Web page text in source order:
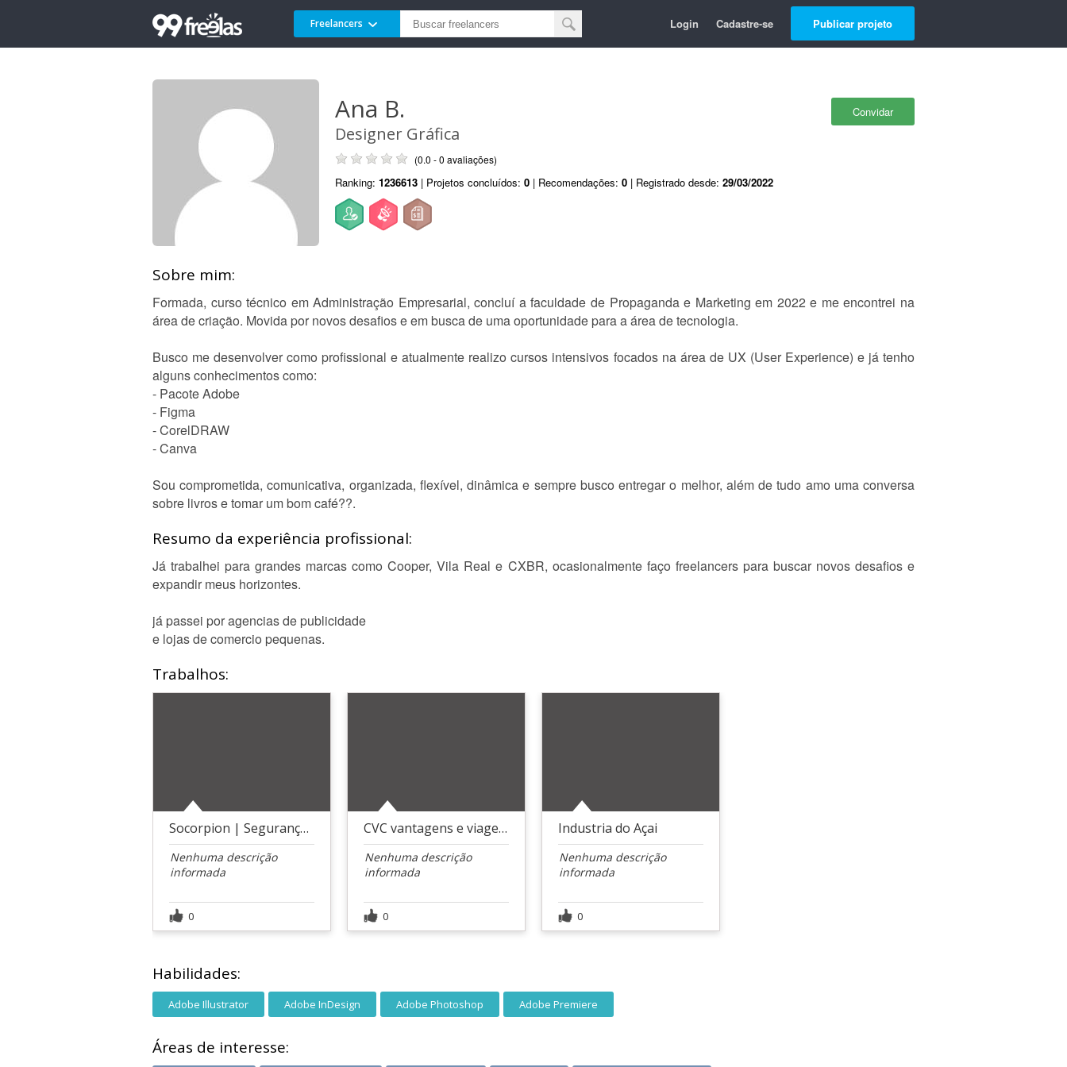
Freelancers Login Cadastre-se Publicar projeto
Convidar
Ana B.
Designer Gráfica
(0.0 - 0 avaliações)
Ranking: 1236613 | Projetos concluídos: 0 | Recomendações: 0 | Registrado desde: 29/03/2022
Sobre mim:
Formada, curso técnico em Administração Empresarial, concluí a faculdade de Propaganda e Marketing em 2022 e me encontrei na
área de criação. Movida por novos desafios e em busca de uma oportunidade para a área de tecnologia.
Busco me desenvolver como profissional e atualmente realizo cursos intensivos focados na área de UX (User Experience) e já tenho
alguns conhecimentos como:
- Pacote Adobe
- Figma
- CorelDRAW
- Canva
Sou comprometida, comunicativa, organizada, flexível, dinâmica e sempre busco entregar o melhor, além de tudo amo uma conversa
sobre livros e tomar um bom café??.
Resumo da experiência profissional:
Já trabalhei para grandes marcas como Cooper, Vila Real e CXBR, ocasionalmente faço freelancers para buscar novos desafios e
expandir meus horizontes.
já passei por agencias de publicidade
e lojas de comercio pequenas.
Trabalhos:
Socorpion | Segurança patrimonial
Nenhuma descrição
informada
0
CVC vantagens e viagens
Nenhuma descrição
informada
0
Industria do Açai
Nenhuma descrição
informada
0
Habilidades:
Adobe Illustrator Adobe InDesign Adobe Photoshop Adobe Premiere
Áreas de interesse: